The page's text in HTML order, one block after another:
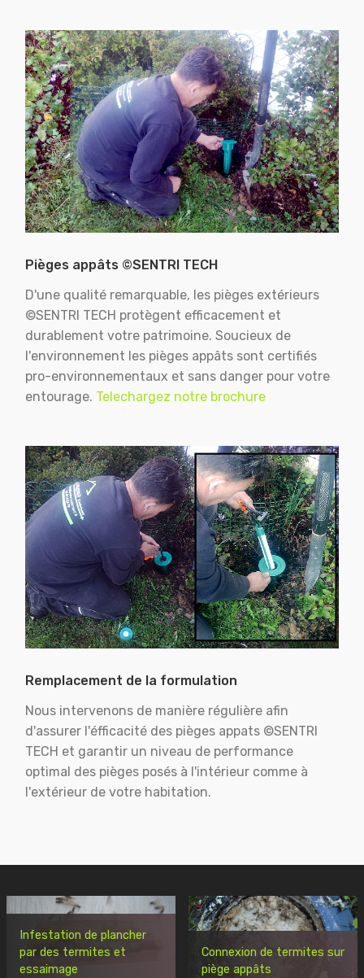
Pièges appâts ©SENTRI TECH
D'une qualité remarquable, les pièges extérieurs
©SENTRI TECH protègent efficacement et
durablement votre patrimoine. Soucieux de
l'environnement les pièges appâts sont certifiés
pro-environnementaux et sans danger pour votre
entourage. Telechargez notre brochure
Remplacement de la formulation
Nous intervenons de manière régulière afin
d'assurer l'éfficacité des pièges appats ©SENTRI
TECH et garantir un niveau de performance
optimal des pièges posés à l'intérieur comme à
l'extérieur de votre habitation.
Infestation de plancher
par des termites et
essaimage
Connexion de termites sur
piège appâts